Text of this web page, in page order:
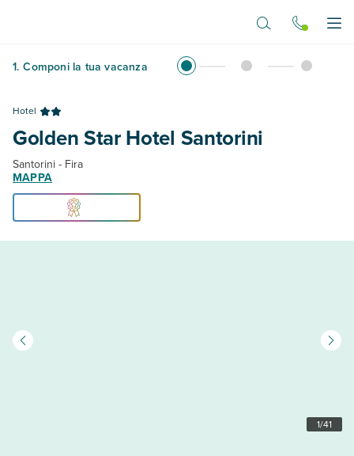
1. Componi la tua vacanza
Hotel
Golden Star Hotel Santorini
Santorini - Fira
MAPPA
1/41